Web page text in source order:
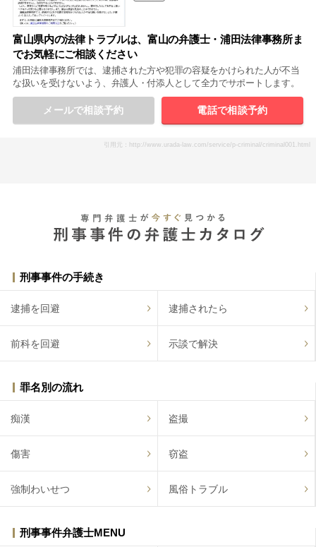
富山県内の法律トラブルは、富山の弁護士・浦田法律事務所ま
でお気軽にご相談ください
浦田法律事務所では、逮捕された方や犯罪の容疑をかけられた人が不当
な扱いを受けないよう、弁護人・付添人として全力でサポートします。
メールで相談予約 電話で相談予約
引用元：http://www.urada-law.com/service/p-criminal/criminal001.html
刑事事件の手続き
逮捕を回避 逮捕されたら
前科を回避 示談で解決
罪名別の流れ
痴漢 盗撮
傷害 窃盗
強制わいせつ 風俗トラブル
刑事事件弁護士MENU